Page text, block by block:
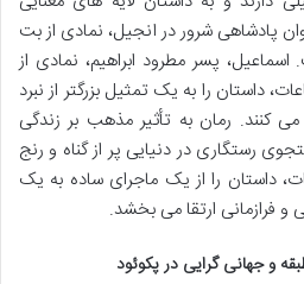
پادشاهی شرور در انجیل، نمادی از بت
پسر مطرود ابراهیم، نمادی از
داستان را به یک تمثیل بزرگتر از نبرد
کنند. رمان به تأثیر مذهب بر زندگی
رستگاری در دنیایی پر از گناه و رنج
داستان را از یک ماجرای ساده به یک
و فرازمانی ارتقا می بخشد.
و جهانی گرایی در پکوئود